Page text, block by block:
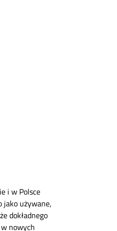
i w Polsce
jako używane,
dokładnego
nowych